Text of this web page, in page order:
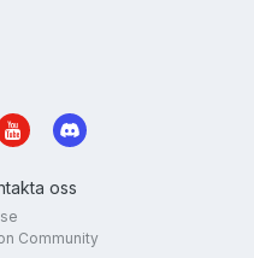
oss
Community